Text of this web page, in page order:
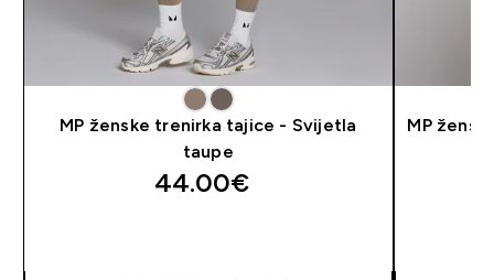
MP ženske trenirka tajice - Svijetla
taupe
44.00€‎
MP